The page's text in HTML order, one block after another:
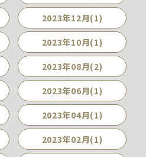
2023年12月(1)
2023年10月(1)
2023年08月(2)
2023年06月(1)
2023年04月(1)
2023年02月(1)